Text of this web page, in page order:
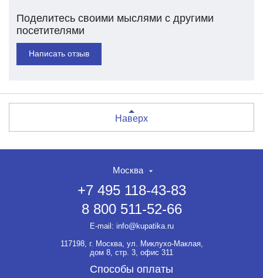
Поделитесь своими мыслями с другими
посетителями
Написать отзыв
Наверх
Москва
+7 495 118-43-83
8 800 511-52-66
E-mail: info@kupatika.ru
117198, г. Москва, ул. Миклухо-Маклая,
дом 8, стр. 3, офис 311
Способы оплаты